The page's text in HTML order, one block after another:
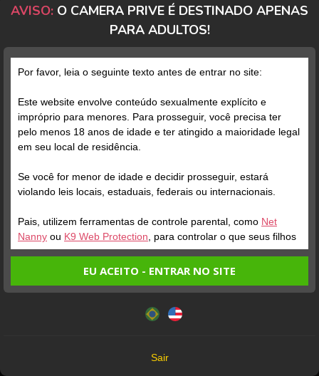
POSTS FANCLUB PAGOS AVALIAÇÕES
Posts (152) Fotos (86) Vídeos
Grátis
Verifique sua conta Verifique sua conta
1
Este website utiliza cookies e tecnologias semelhantes de
Política de Privacidade
você concorda com estes termos.
AVISO: O CAMERA PRIVE É DESTINADO APENAS
PARA ADULTOS!
Por favor, leia o seguinte texto antes de entrar no site:
Este website envolve conteúdo sexualmente explícito e
impróprio para menores. Para prosseguir, você precisa ter
pelo menos 18 anos de idade e ter atingido a maioridade legal
em seu local de residência.
Se você for menor de idade e decidir prosseguir, estará
violando leis locais, estaduais, federais ou internacionais.
Pais, utilizem ferramentas de controle parental, como Net
Nanny ou K9 Web Protection, para controlar o que seus filhos
veem.
fatos:
Tenho ao menos 18 anos de idade e sou maior de idade
EU ACEITO - ENTRAR NO SITE
Sair